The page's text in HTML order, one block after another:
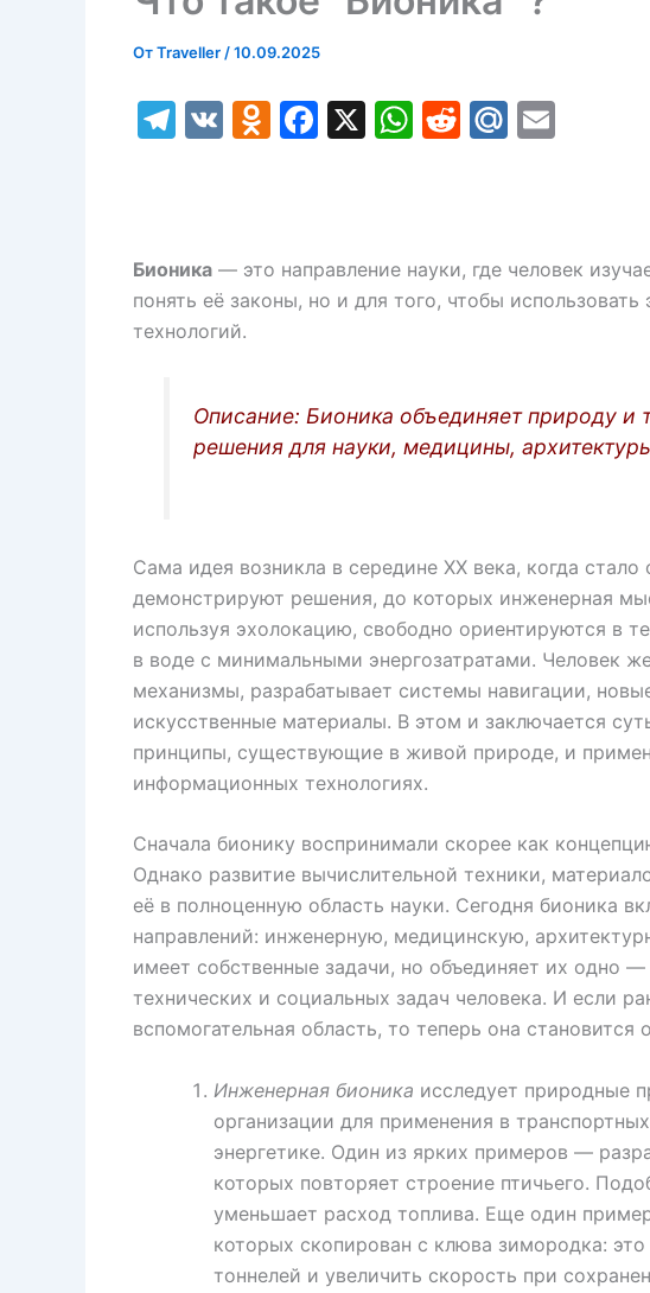
ОтTraveller /10.09.2025
T
a
m
V
O
kl
a
ni
ki
F
b
o
X
W
A
p
R
t
M
u
Бионика — это направление науки, где человек
понять её законы, но и для того, чтобы
технологий.
Описание: Бионика объединяет природу и
решения для науки, медицины,
Сама идея возникла в середине XX века, когда
демонстрируют решения, до которых инженерная
используя эхолокацию, свободно ориентируются в
в воде с минимальными энергозатратами. Человек
механизмы, разрабатывает системы навигации,
искусственные материалы. В этом и заключается
принципы, существующие в живой природе, и
информационных технологиях.
Сначала бионику воспринимали скорее как
Однако развитие вычислительной техники,
её в полноценную область науки. Сегодня бионика
направлений: инженерную, медицинскую,
имеет собственные задачи, но объединяет их одно
технических и социальных задач человека. И если
вспомогательная область, то теперь она
Инженерная бионика исследует природные
организации для применения в
энергетике. Один из ярких примеров —
которых повторяет строение птичьего.
уменьшает расход топлива. Еще один
которых скопирован с клюва зимородка:
тоннелей и увеличить скорость при